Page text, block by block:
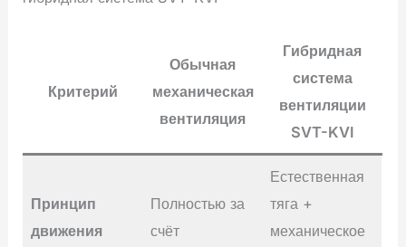
Критерий
Обычная
механическая
вентиляция
Гибридная
система
вентиляции
SVT-KVI
Принцип
движения
Полностью за
счёт
Естественная
тяга +
механическое